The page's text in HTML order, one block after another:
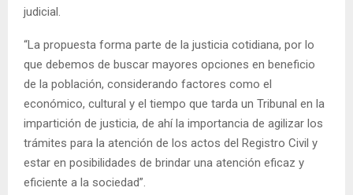
judicial.
“La propuesta forma parte de la justicia cotidiana, por lo
que debemos de buscar mayores opciones en beneficio
de la población, considerando factores como el
económico, cultural y el tiempo que tarda un Tribunal en la
impartición de justicia, de ahí la importancia de agilizar los
trámites para la atención de los actos del Registro Civil y
estar en posibilidades de brindar una atención eficaz y
eficiente a la sociedad”.